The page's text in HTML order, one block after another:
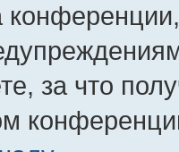
за что